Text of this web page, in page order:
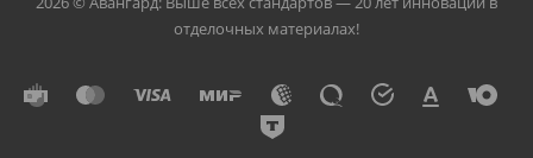
отделочных материалах!